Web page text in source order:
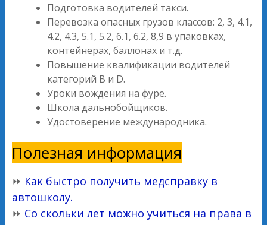
Подготовка водителей такси.
Перевозка опасных грузов классов: 2, 3, 4.1,
4.2, 4.3, 5.1, 5.2, 6.1, 6.2, 8,9 в упаковках,
контейнерах, баллонах и т.д.
Повышение квалификации водителей
категорий В и D.
Уроки вождения на фуре.
Школа дальнобойщиков.
Удостоверение международника.
Полезная информация
⏩ Как быстро получить медсправку в
автошколу.
⏩ Со скольки лет можно учиться на права в